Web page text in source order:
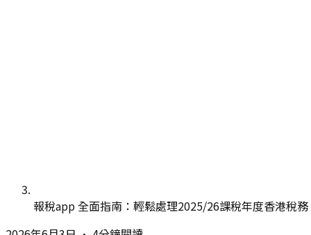
報稅app 全面指南：輕鬆處理2025/26課稅年度香港稅務